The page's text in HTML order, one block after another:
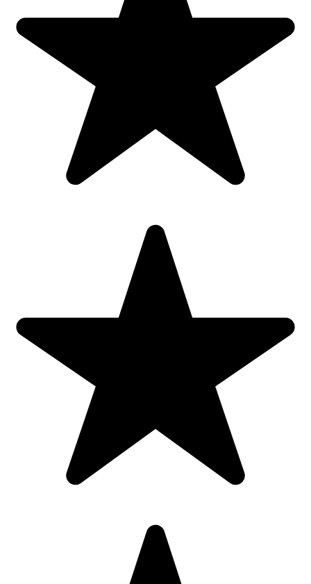
Dimensiune produs: 16.2 x 9.7 x 4.7 cm
Garantie: 24 luni
Atentie! Cititi cu atentie instructiunile de utilizare. Aparatul poate fi
utilizat numai in scopul mentionat in instructiunile de
utilizare. Copiilor le este interzisă utilizarea aparatului. Produsele
medicale nu sunt jucarii. Aparatul a fost conceput pentru utilizarea
practica, insa nu poate inlocui un consult medical. Termometrul cu
infrarosu este destinat pentru masurarea temperaturii la nivelul
fruntii. Nu utilizati pentru masurarea temperaturii in alt mod (sub
brat, gura, etc). Senzorul de masurare este cea mai sensibila
componenta a termometrului. Tratati senzorul de masurare cu atentie
mai mare la curatare. Nu folositi agenti de curatare agresivi. Este
interzis sa lasati produsul expus direct razelor soarelui, unor